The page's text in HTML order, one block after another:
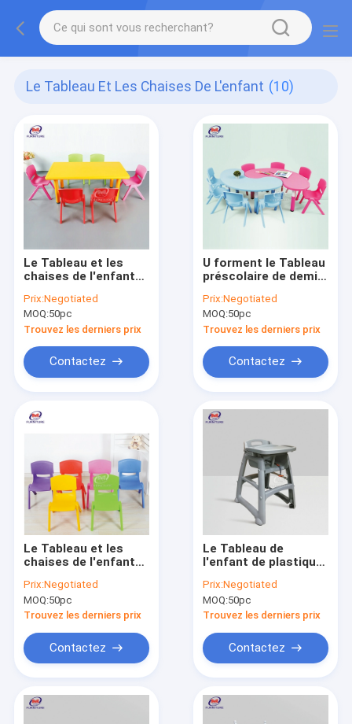
Le Tableau Et Les Chaises De L'enfant (10)
Le Tableau et les
chaises de l'enfant
plastique d'enfant
d'ODM pour le jardin
d'enfants
Prix:Negotiated
MOQ:50pc
Trouvez les derniers prix
Contactez
U forment le Tableau
préscolaire de demi-
chaises en plastique
des enfants pour le
jardin d'enfants
Prix:Negotiated
MOQ:50pc
Trouvez les derniers prix
Contactez
Le Tableau et les
chaises de l'enfant
empilable
ergonomique pour le
jardin d'enfants
Prix:Negotiated
MOQ:50pc
Trouvez les derniers prix
Contactez
Le Tableau de
l'enfant de plastique
bébé de chaises
alimentant pour la
salle à manger
Prix:Negotiated
MOQ:50pc
Trouvez les derniers prix
Contactez